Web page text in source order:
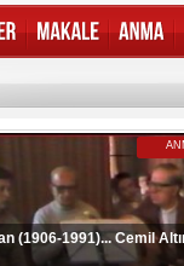
(1906-1991)... Cemil